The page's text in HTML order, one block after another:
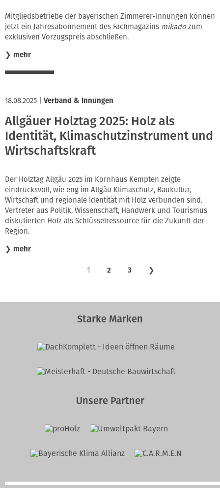
Mitgliedsbetriebe der bayerischen Zimmerer-Innungen können
jetzt ein Jahresabonnement des Fachmagazins mikado zum
exklusiven Vorzugspreis abschließen.
❯ mehr
18.08.2025 Verband & Innungen
Allgäuer Holztag 2025: Holz als
Identität, Klimaschutzinstrument und
Wirtschaftskraft
Der Holztag Allgäu 2025 im Kornhaus Kempten zeigte
eindrucksvoll, wie eng im Allgäu Klimaschutz, Baukultur,
Wirtschaft und regionale Identität mit Holz verbunden sind.
Vertreter aus Politik, Wissenschaft, Handwerk und Tourismus
diskutierten Holz als Schlüsselressource für die Zukunft der
Region.
❯ mehr
1 2 3 ❯
Starke Marken
Unsere Partner